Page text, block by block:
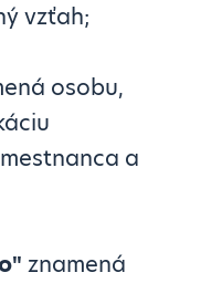
vzťah;
osobu,
a
znamená